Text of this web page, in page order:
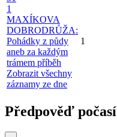
1
MAXÍKOVA
DOBRODRŮŽA:
Pohádky z půdy
aneb za každým
trámem příběh
Zobrazit všechny
záznamy ze dne
1
Předpověď počasí